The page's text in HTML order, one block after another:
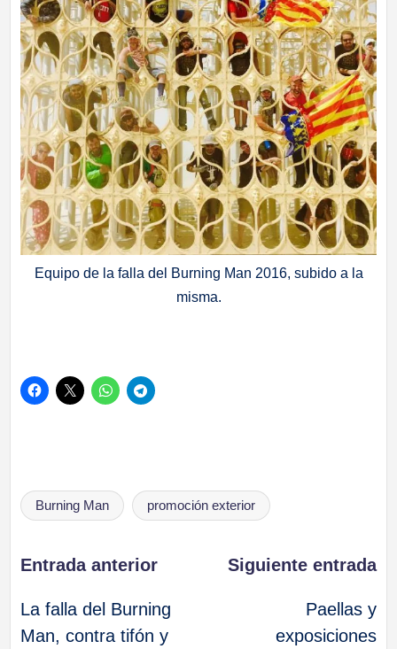
Equipo de la falla del Burning Man 2016, subido a la
misma.
Etiquetas:
Burning Man promoción exterior
Navegación
de
Entrada anterior
La falla del Burning
Man, contra tifón y
Siguiente entrada
Paellas y
exposiciones